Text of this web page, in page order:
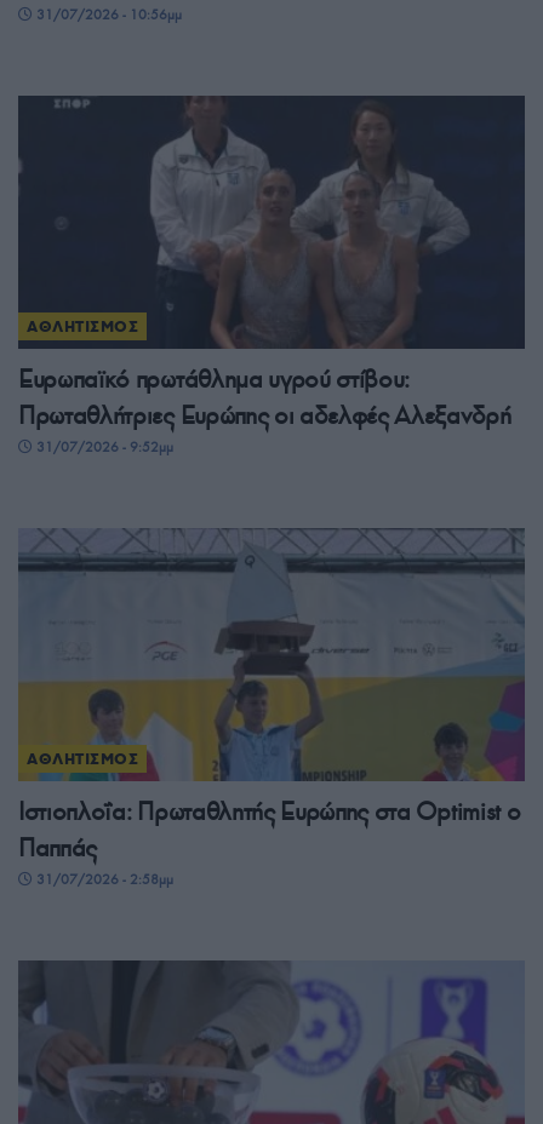
31/07/2026 - 10:56μμ
ΑΘΛΗΤΙΣΜΟΣ
Ευρωπαϊκό πρωτάθλημα υγρού στίβου:
Πρωταθλήτριες Ευρώπης οι αδελφές Αλεξανδρή
31/07/2026 - 9:52μμ
ΑΘΛΗΤΙΣΜΟΣ
Ιστιοπλοΐα: Πρωταθλητής Ευρώπης στα Optimist ο
Παππάς
31/07/2026 - 2:58μμ